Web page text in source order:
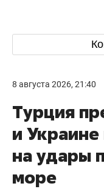
8 августа 2026, 21:40
Турция
и
на удары
море